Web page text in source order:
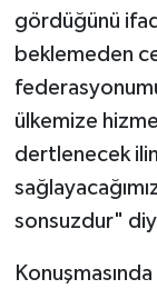
gördüğünü
beklemeden
ülkemize
dertlenecek
sonsuzdur"